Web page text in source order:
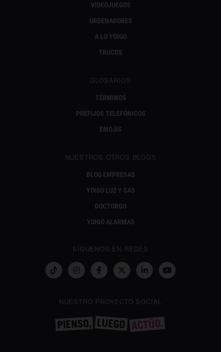
VIDEOJUEGOS
ORDENADORES
A LO YOIGO
TRUCOS
GLOSARIOS
TÉRMINOS
PREFIJOS TELEFÓNICOS
EMOJIS
NUESTROS OTROS BLOGS
BLOG EMPRESAS
YOIGO LUZ Y GAS
DOCTORGO
YOIGO ALARMAS
SÍGUENOS EN REDES
NUESTRO PROYECTO SOCIAL